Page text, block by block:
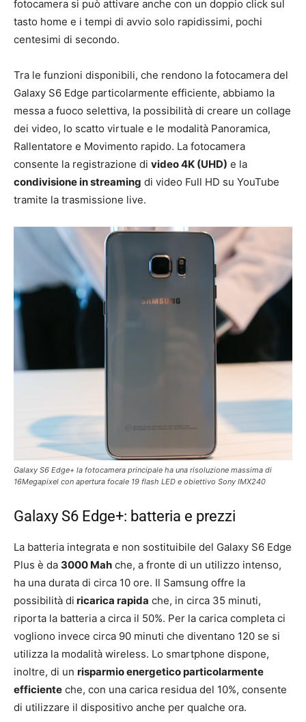
fotocamera si può attivare anche con un doppio click sul
tasto home e i tempi di avvio solo rapidissimi, pochi
centesimi di secondo.
Tra le funzioni disponibili, che rendono la fotocamera del
Galaxy S6 Edge particolarmente efficiente, abbiamo la
messa a fuoco selettiva, la possibilità di creare un collage
dei video, lo scatto virtuale e le modalità Panoramica,
Rallentatore e Movimento rapido. La fotocamera
consente la registrazione di video 4K (UHD) e la
condivisione in streaming di video Full HD su YouTube
tramite la trasmissione live.
Galaxy S6 Edge+ la fotocamera principale ha una risoluzione massima di
16Megapixel con apertura focale 19 flash LED e obiettivo Sony IMX240
Galaxy S6 Edge+: batteria e prezzi
La batteria integrata e non sostituibile del Galaxy S6 Edge
Plus è da 3000 Mah che, a fronte di un utilizzo intenso,
ha una durata di circa 10 ore. Il Samsung offre la
possibilità di ricarica rapida che, in circa 35 minuti,
riporta la batteria a circa il 50%. Per la carica completa ci
vogliono invece circa 90 minuti che diventano 120 se si
utilizza la modalità wireless. Lo smartphone dispone,
inoltre, di un risparmio energetico particolarmente
efficiente che, con una carica residua del 10%, consente
di utilizzare il dispositivo anche per qualche ora.